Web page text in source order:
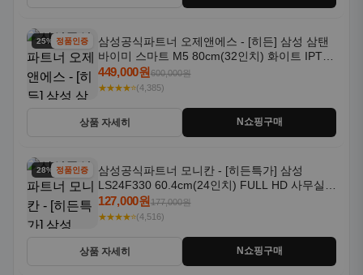
25% 할인정품인증
삼성공식파트너 오제앤에스 - [히든] 삼성 삼탠
바이미 스마트 M5 80cm(32인치) 화이트 IPTV
OTT 패키지
449,000원600,000원
★★★★⭐(4,385)
상품 자세히 N쇼핑구매
28% 할인정품인증
삼성공식파트너 모니칸 - [히든특가] 삼성
LS24F330 60.4cm(24인치) FULL HD 사무실/
컴퓨터 모니터
127,000원177,000원
★★★★⭐(4,516)
상품 자세히 N쇼핑구매